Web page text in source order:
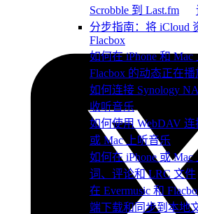
Scrobble 到 Last.fm
分步指南：将 iCloud
Flacbox
如何在 iPhone 和 Mac
Flacbox 的动态正在
如何连接 Synology
收听音乐
如何使用 WebDAV
或 Mac 上听音乐
如何在 iPhone 或
词、评论和 LRC 文件
在 Evermusic 和
端下载和同步到本地